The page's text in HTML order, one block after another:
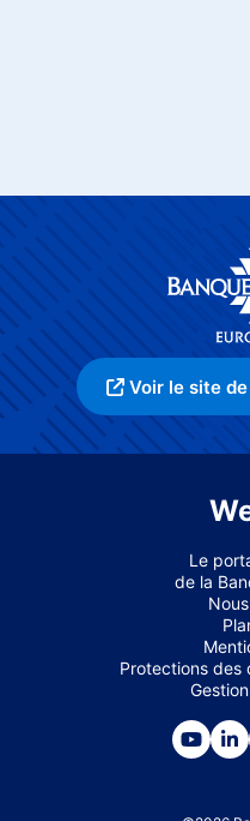
Voir le site
Le
de la
Protections des